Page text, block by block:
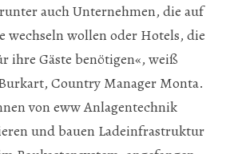
auch Unternehmen, die auf
wechseln wollen oder Hotels, die
ihre Gäste benötigen«, weiß
Country Manager Monta.
von eww Anlagentechnik
und bauen Ladeinfrastruktur